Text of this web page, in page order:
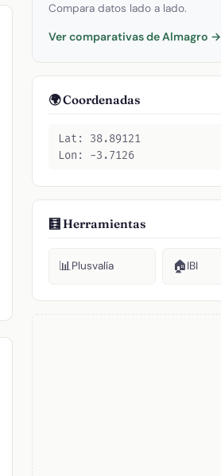
Compara datos lado a lado.
Ver comparativas de Almagro →
🌍 Coordenadas
Lat: 38.89121
Lon: -3.7126
🧮 Herramientas
📊Plusvalía 🏠IBI